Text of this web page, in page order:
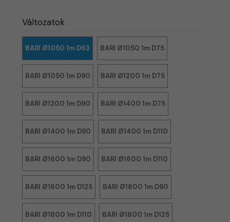
Változatok
BARI Ø1050 1m D63 BARI Ø1050 1m D75
BARI Ø1050 1m D90 BARI Ø1200 1m D75
BARI Ø1200 1m D90 BARI Ø1400 1m D75
BARI Ø1400 1m D90 BARI Ø1400 1m D110
BARI Ø1600 1m D90 BARI Ø1600 1m D110
BARI Ø1600 1m D125 BARI Ø1800 1m D90
BARI Ø1800 1m D110 BARI Ø1800 1m D125